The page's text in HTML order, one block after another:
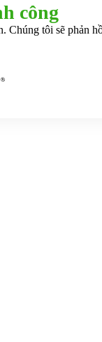
công
Chúng tôi sẽ phản